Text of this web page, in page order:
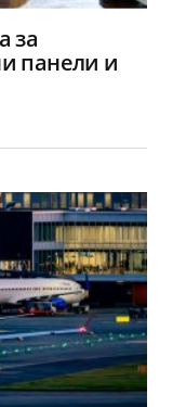
за
панели и